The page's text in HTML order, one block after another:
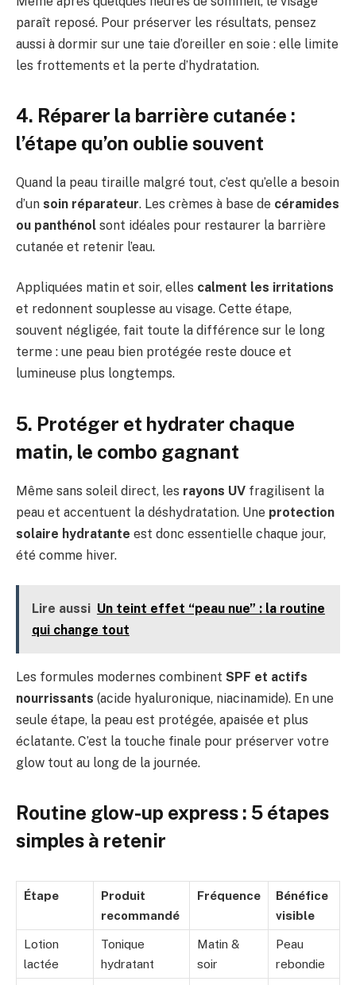
paraît reposé. Pour préserver les résultats, pensez
aussi à dormir sur une taie d’oreiller en soie : elle limite
les frottements et la perte d’hydratation.
4. Réparer la barrière cutanée :
l’étape qu’on oublie souvent
Quand la peau tiraille malgré tout, c’est qu’elle a besoin
d’un soin réparateur. Les crèmes à base de céramides
ou panthénol sont idéales pour restaurer la barrière
cutanée et retenir l’eau.
Appliquées matin et soir, elles calment les irritations
et redonnent souplesse au visage. Cette étape,
souvent négligée, fait toute la différence sur le long
terme : une peau bien protégée reste douce et
lumineuse plus longtemps.
5. Protéger et hydrater chaque
matin, le combo gagnant
Même sans soleil direct, les rayons UV fragilisent la
peau et accentuent la déshydratation. Une protection
solaire hydratante est donc essentielle chaque jour,
été comme hiver.
Lire aussi Un teint effet “peau nue” : la routine
qui change tout
Les formules modernes combinent SPF et actifs
nourrissants (acide hyaluronique, niacinamide). En une
seule étape, la peau est protégée, apaisée et plus
éclatante. C’est la touche finale pour préserver votre
glow tout au long de la journée.
Routine glow-up express : 5 étapes
simples à retenir
Étape
Produit
recommandé
Fréquence
Bénéfice
visible
Lotion
lactée
Tonique
hydratant
Matin &
soir
Peau
rebondie